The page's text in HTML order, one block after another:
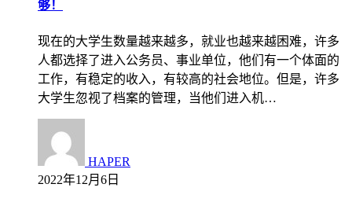
够！
现在的大学生数量越来越多，就业也越来越困难，许多
人都选择了进入公务员、事业单位，他们有一个体面的
工作，有稳定的收入，有较高的社会地位。但是，许多
大学生忽视了档案的管理，当他们进入机…
HAPER
2022年12月6日